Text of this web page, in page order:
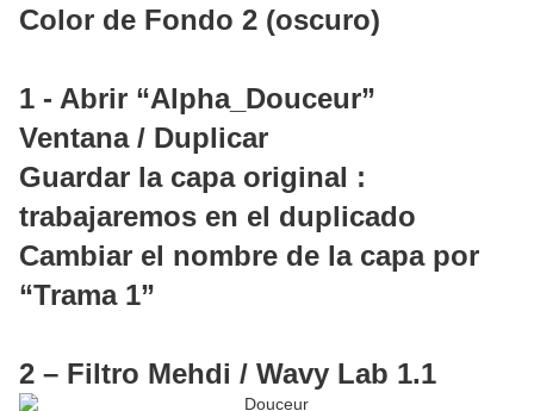
Color de Fondo 2 (oscuro)
1 - Abrir “Alpha_Douceur”
Ventana / Duplicar
Guardar la capa original :
trabajaremos en el duplicado
Cambiar el nombre de la capa por
“Trama 1”
2 – Filtro Mehdi / Wavy Lab 1.1